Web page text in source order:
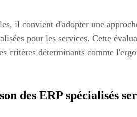
il convient d'adopter une
pour les services. Cette
critères déterminants comme
des ERP spécialisés